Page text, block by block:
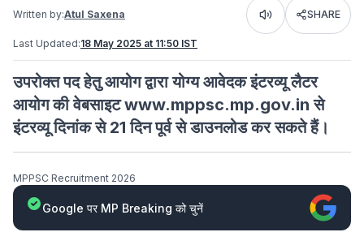
Written by:Atul Saxena Listen SHARE
Last Updated:18 May 2025 at 11:50 IST
उपरोक्त पद हेतु आयोग द्वारा योग्य आवेदक इंटरव्यू लैटर
आयोग की वेबसाइट www.mppsc.mp.gov.in से
इंटरव्यू दिनांक से 21 दिन पूर्व से डाउनलोड कर सकते हैं।
MPPSC Recruitment 2026
Google पर MP Breaking को चुनें